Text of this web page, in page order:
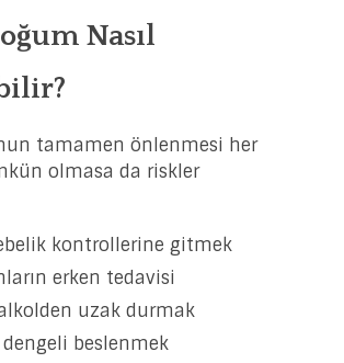
Nasıl
tamamen önlenmesi her
olmasa da riskler
kontrollerine gitmek
erken tedavisi
uzak durmak
dengeli beslenmek